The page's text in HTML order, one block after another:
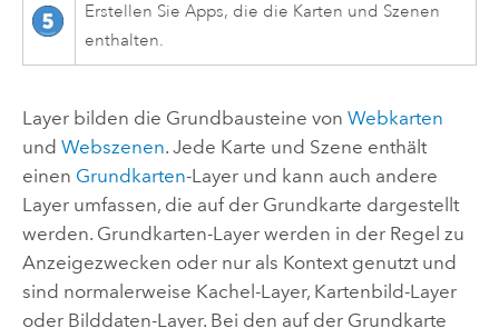
Erstellen Sie Apps, die die Karten und Szenen
enthalten.
Layer bilden die Grundbausteine von Webkarten
und Webszenen. Jede Karte und Szene enthält
einen Grundkarten-Layer und kann auch andere
Layer umfassen, die auf der Grundkarte dargestellt
werden. Grundkarten-Layer werden in der Regel zu
Anzeigezwecken oder nur als Kontext genutzt und
sind normalerweise Kachel-Layer, Kartenbild-Layer
oder Bilddaten-Layer. Bei den auf der Grundkarte